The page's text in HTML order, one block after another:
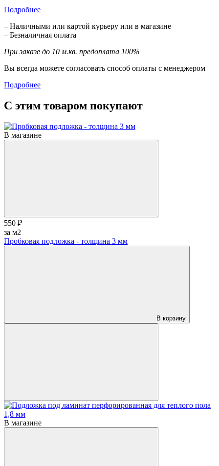
Подробнее
– Наличными или картой курьеру или в магазине
– Безналичная оплата
При заказе до 10 м.кв. предоплата 100%
Вы всегда можете согласовать способ оплаты с менеджером
Подробнее
С этим товаром покупают
В магазине
550 ₽
за м2
Пробковая подложка - толщина 3 мм
В корзину
В магазине